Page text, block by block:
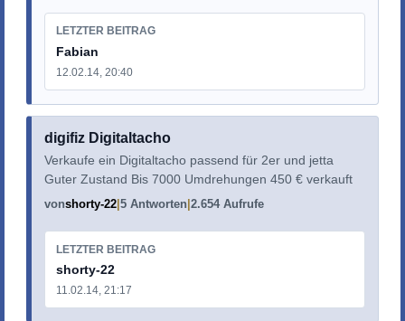
LETZTER BEITRAG
Fabian
12.02.14, 20:40
digifiz Digitaltacho
Verkaufe ein Digitaltacho passend für 2er und jetta
Guter Zustand Bis 7000 Umdrehungen 450 € verkauft
vonshorty-22 5 Antworten 2.654 Aufrufe
LETZTER BEITRAG
shorty-22
11.02.14, 21:17